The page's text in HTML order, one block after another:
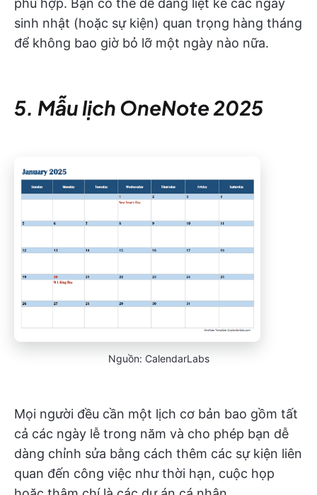
phù hợp. Bạn có thể dễ dàng liệt kê các ngày
sinh nhật (hoặc sự kiện) quan trọng hàng tháng
để không bao giờ bỏ lỡ một ngày nào nữa.
5. Mẫu lịch OneNote 2025
Nguồn: CalendarLabs
Mọi người đều cần một lịch cơ bản bao gồm tất
cả các ngày lễ trong năm và cho phép bạn dễ
dàng chỉnh sửa bằng cách thêm các sự kiện liên
quan đến công việc như thời hạn, cuộc họp